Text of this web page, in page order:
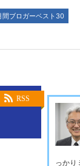
間ブロガーベスト30
RSS
っかり